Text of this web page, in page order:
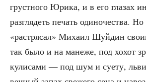
груст­но­го Юри­ка, и в его гла­зах
раз­гля­деть печать оди­но­че­ства.
«рас­тря­сал» Миха­ил Шуй­дин
так было и на мане­же, под хохот
кули­са­ми — под шум и суе­ту,